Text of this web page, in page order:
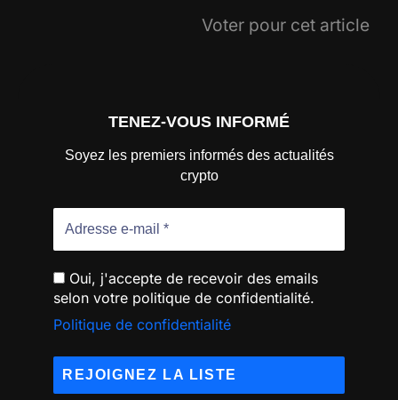
Voter pour cet article
TENEZ-VOUS INFORMÉ
Soyez les premiers informés des actualités
crypto
Oui, j'accepte de recevoir des emails
selon votre politique de confidentialité.
Politique de confidentialité